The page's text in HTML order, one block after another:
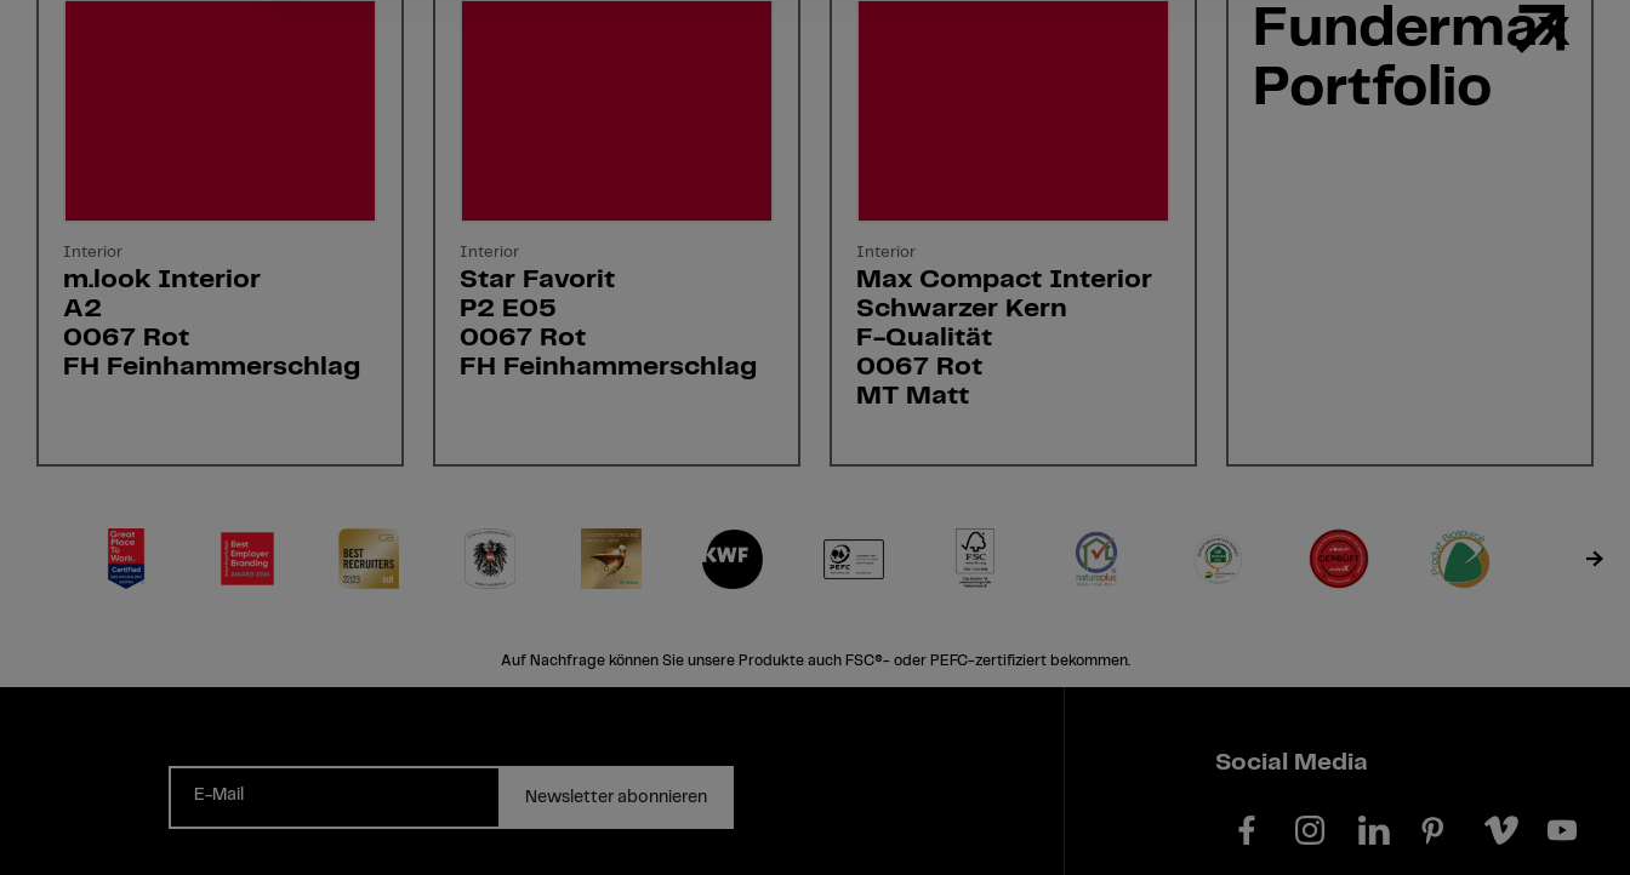
Interior
m.look Interior
A2
0067 Rot
FH Feinhammerschlag
Interior
Star Favorit
P2 E05
0067 Rot
FH Feinhammerschlag
Interior
Max Compact Interior
Schwarzer Kern
F-Qualität
0067 Rot
MT Matt
Fundermax
Portfolio
Auf Nachfrage können Sie unsere Produkte auch FSC®- oder PEFC-zertifiziert bekommen.
E-Mail Newsletter abonnieren
Social Media